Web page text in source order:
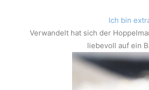
Ich bin
Verwandelt hat sich der
liebevoll auf ein